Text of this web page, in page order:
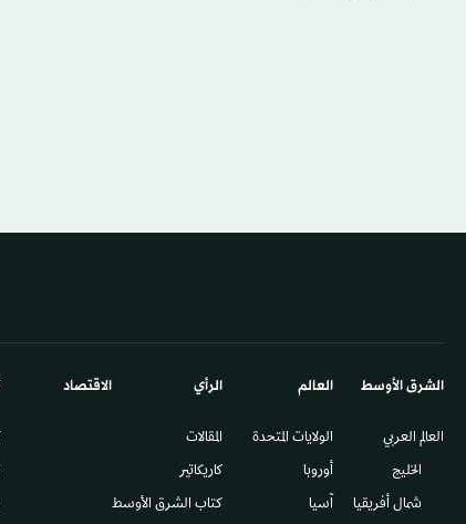
الشرق الأوسط​
العالم العربي
الخليج
شمال أفريقيا
العالم
الولايات المتحدة
أوروبا
آسيا
الرأي
المقالات
كاريكاتير
كتاب الشرق الأوسط
الاقتصاد